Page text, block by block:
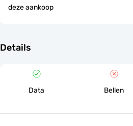
deze aankoop
Details
Data Bellen